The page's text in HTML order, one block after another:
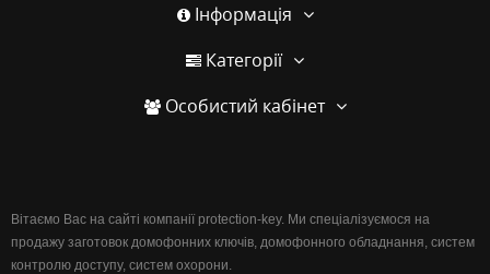
Інформація
Категорії
Особистий кабінет
Вітаємо Вас на сайті компанії protection-key. Ми спеціалізуємося на
продажу заготовок домофонних ключів, домофонного обладнання, систем
контролю доступу, систем охорони.